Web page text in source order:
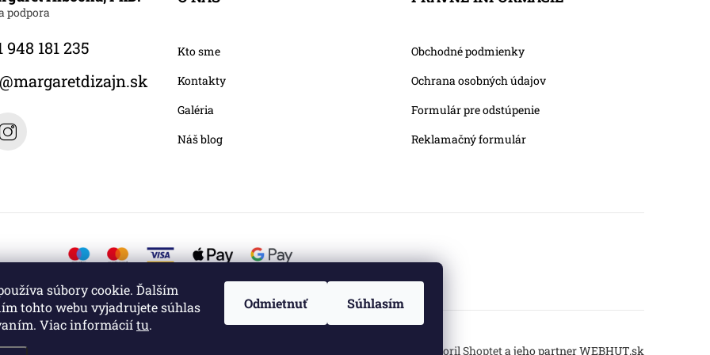
súbory cookie. Ďalším
tohto webu vyjadrujete súhlas
Viac informáciítu.
Odmietnuť Súhlasím
948 181 235
margaretdizajn.sk
Kto sme
Kontakty
Galéria
Náš blog
Obchodné podmienky
Ochrana osobných údajov
Formulár pre odstúpenie
Reklamačný formulár
Vytvoril Shopteta jeho partnerWEBHUT.sk